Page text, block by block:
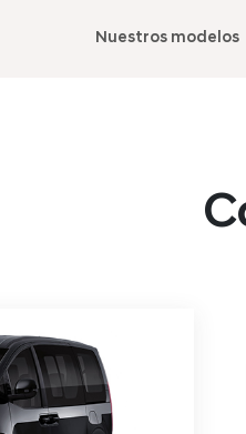
Nuestros modelos